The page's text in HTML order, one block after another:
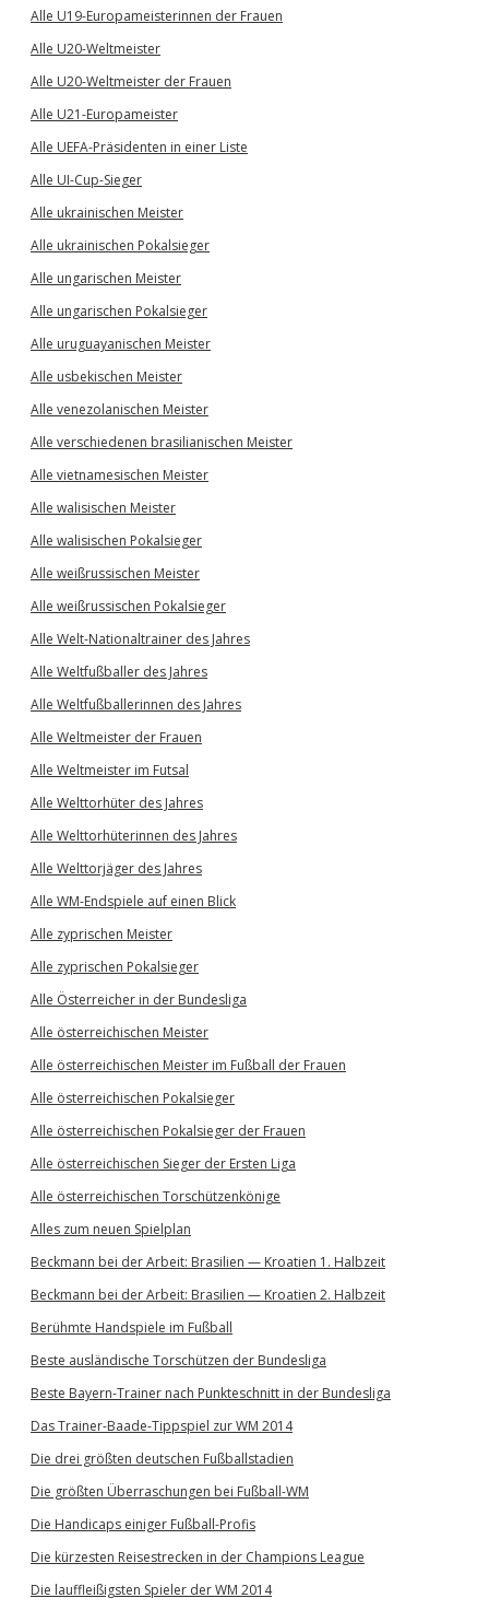
Alle U19-Europameisterinnen der Frauen
Alle U20-Weltmeister
Alle U20-Weltmeister der Frauen
Alle U21-Europameister
Alle UEFA-Präsidenten in einer Liste
Alle UI-Cup-Sieger
Alle ukrainischen Meister
Alle ukrainischen Pokalsieger
Alle ungarischen Meister
Alle ungarischen Pokalsieger
Alle uruguayanischen Meister
Alle usbekischen Meister
Alle venezolanischen Meister
Alle verschiedenen brasilianischen Meister
Alle vietnamesischen Meister
Alle walisischen Meister
Alle walisischen Pokalsieger
Alle weißrussischen Meister
Alle weißrussischen Pokalsieger
Alle Welt-Nationaltrainer des Jahres
Alle Weltfußballer des Jahres
Alle Weltfußballerinnen des Jahres
Alle Weltmeister der Frauen
Alle Weltmeister im Futsal
Alle Welttorhüter des Jahres
Alle Welttorhüterinnen des Jahres
Alle Welttorjäger des Jahres
Alle WM-Endspiele auf einen Blick
Alle zyprischen Meister
Alle zyprischen Pokalsieger
Alle Österreicher in der Bundesliga
Alle österreichischen Meister
Alle österreichischen Meister im Fußball der Frauen
Alle österreichischen Pokalsieger
Alle österreichischen Pokalsieger der Frauen
Alle österreichischen Sieger der Ersten Liga
Alle österreichischen Torschützenkönige
Alles zum neuen Spielplan
Beckmann bei der Arbeit: Brasilien — Kroatien 1. Halbzeit
Beckmann bei der Arbeit: Brasilien — Kroatien 2. Halbzeit
Berühmte Handspiele im Fußball
Beste ausländische Torschützen der Bundesliga
Beste Bayern-Trainer nach Punkteschnitt in der Bundesliga
Das Trainer-Baade-Tippspiel zur WM 2014
Die drei größten deutschen Fußballstadien
Die größten Überraschungen bei Fußball-WM
Die Handicaps einiger Fußball-Profis
Die kürzesten Reisestrecken in der Champions League
Die lauffleißigsten Spieler der WM 2014